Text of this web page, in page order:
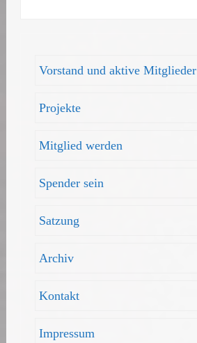
Vorstand und aktive Mitglieder
Projekte
Mitglied werden
Spender sein
Satzung
Archiv
Kontakt
Impressum